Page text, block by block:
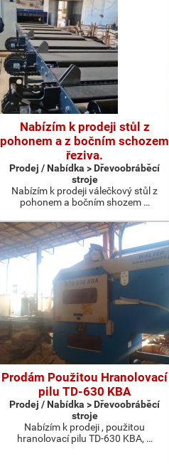
Nabízím k prodeji stůl z
pohonem a z bočním schozem
řeziva.
Prodej / Nabídka > Dřevoobráběcí
stroje
Nabízím k prodeji válečkový stůl z
pohonem a bočním shozem …
Prodám Použitou Hranolovací
pilu TD-630 KBA
Prodej / Nabídka > Dřevoobráběcí
stroje
Nabízím k prodeji , použitou
hranolovací pilu TD-630 KBA, …